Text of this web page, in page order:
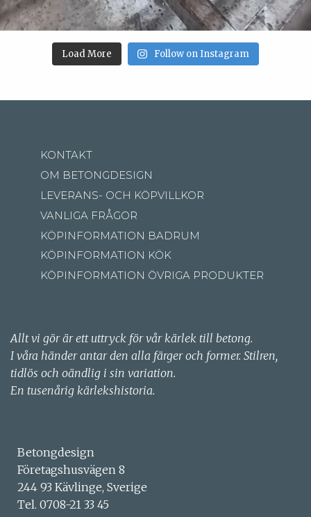
Load More Follow on Instagram
KONTAKT
OM BETONGDESIGN
LEVERANS- OCH KÖPVILLKOR
VANLIGA FRÅGOR
KÖPINFORMATION BADRUM
KÖPINFORMATION KÖK
KÖPINFORMATION ÖVRIGA PRODUKTER
Allt vi gör är ett uttryck för vår kärlek till betong.
I våra händer antar den alla färger och former. Stilren,
tidlös och oändlig i sin variation.
En tusenårig kärlekshistoria.
Betongdesign
Företagshusvägen 8
244 93 Kävlinge, Sverige
Tel. 0708-21 33 45